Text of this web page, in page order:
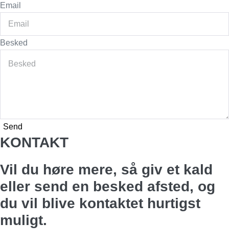
Email
Besked
Send
KONTAKT
Vil du høre mere, så giv et kald
eller send en besked afsted, og
du vil blive kontaktet hurtigst
muligt.